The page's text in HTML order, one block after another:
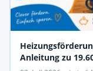
Anleitung zu